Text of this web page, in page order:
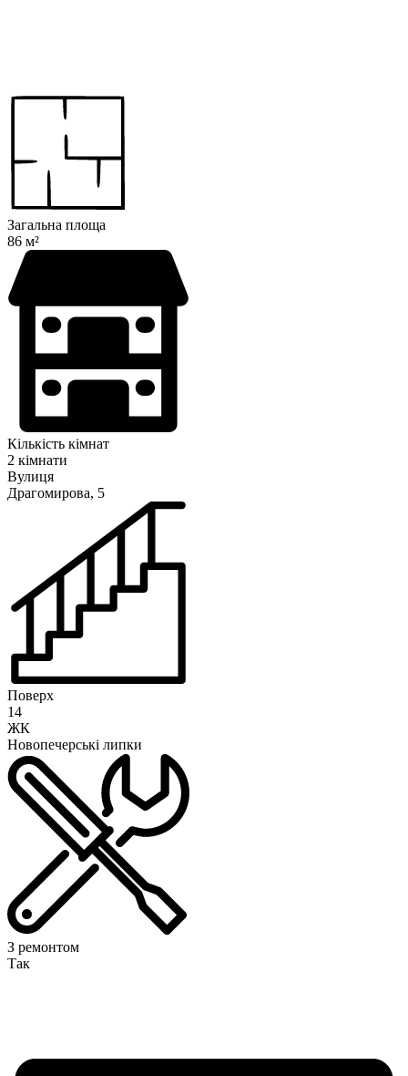
Загальна площа
86 м²
Кількість кімнат
2 кімнати
Вулиця
Драгомирова, 5
Поверх
14
ЖК
Новопечерські липки
З ремонтом
Так